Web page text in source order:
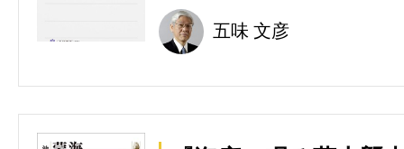
五味 文彦